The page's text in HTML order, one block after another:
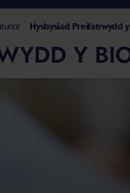
Hysbysiad Preifatrwydd
Y